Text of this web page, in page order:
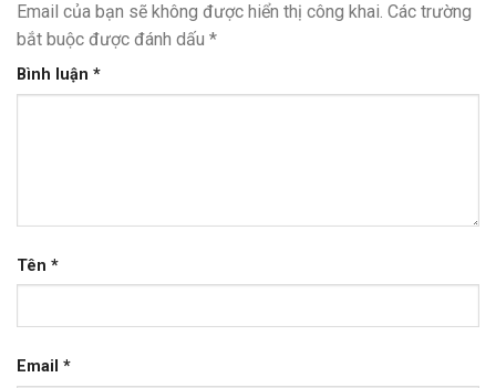
Email của bạn sẽ không được hiển thị công khai. Các trường
bắt buộc được đánh dấu *
Bình luận *
Tên *
Email *